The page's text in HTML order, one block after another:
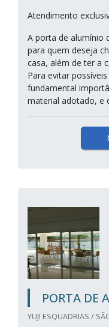
Atendimento
A porta de alumínio
para quem deseja
casa, além de ter a
Para evitar
fundamental
material adotado, e
PORTA DE
YUJI ESQUADRIAS /